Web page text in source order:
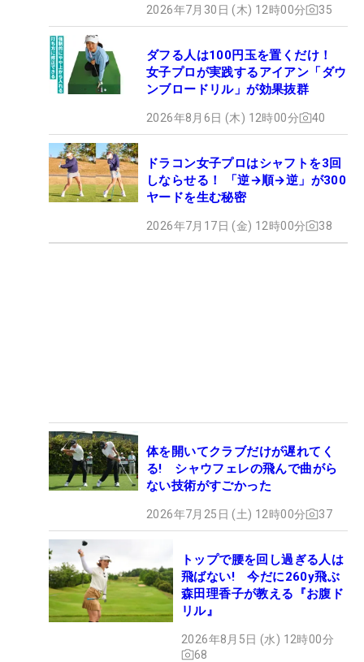
2026年7月30日 (木) 12時00分 35
ダフる人は100円玉を置くだけ！
女子プロが実践するアイアン「ダウ
ンブロードリル」が効果抜群
2026年8月6日 (木) 12時00分 40
ドラコン女子プロはシャフトを3回
しならせる！ 「逆→順→逆」が300
ヤードを生む秘密
2026年7月17日 (金) 12時00分 38
体を開いてクラブだけが遅れてく
る! シャウフェレの飛んで曲がら
ない技術がすごかった
2026年7月25日 (土) 12時00分 37
トップで腰を回し過ぎる人は
飛ばない! 今だに260y飛ぶ
森田理香子が教える『お腹ド
リル』
2026年8月5日 (水) 12時00分
68